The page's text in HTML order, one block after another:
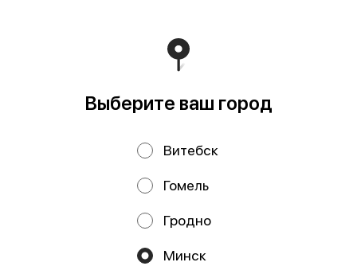
Торговом реестре Республики Беларусь 18.01.2021г.
Работает на эффективном ядре
Политика конфиденциальности
Выберите ваш город
Витебск
Гомель
Гродно
Минск